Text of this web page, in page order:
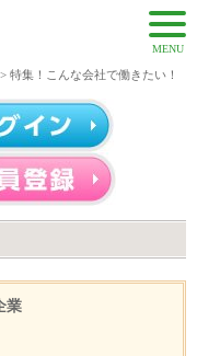
MENU
> 特集！こんな会社で働きたい！
業